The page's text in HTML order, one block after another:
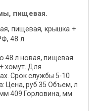
пищевая.
пищевая, крышка +
48 л
48 л новая, пищевая.
хомут. Для
Срок службы 5-10
Цена, руб 35 Объем, л
409 Горловина, мм